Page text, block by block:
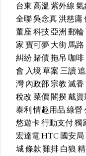
台東高溫 紫外線氣
全聯吳念真洪慈庸
董座科技亞洲 郵輪
家寶可夢大街馬路
糾紛賭債拖吊 咖啡
會 入境草案三讀
灣內政部宗教滅香
稅改菜價閣揆戴資
泰利情趣用品綠營
悠遊卡行動支付獨
宏達電HTC國安局
城條款雞排白狼